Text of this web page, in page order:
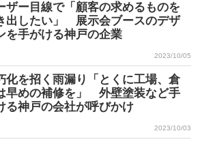
ザー目線で「顧客の求めるものを
出したい」 展示会ブースのデザ
を手がける神戸の企業
2023/10/05
化を招く雨漏り「とくに工場、倉
早めの補修を」 外壁塗装など手
る神戸の会社が呼びかけ
2023/10/03